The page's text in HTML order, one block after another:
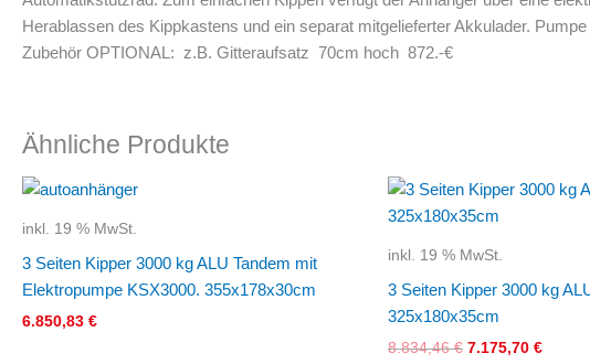
Herablassen des Kippkastens und ein separat mitgelieferter Akkulader.
Zubehör OPTIONAL: z.B. Gitteraufsatz 70cm hoch
Ähnliche Produkte
inkl. 19 % MwSt.
3 Seiten Kipper 3000 kg ALU Tandem mit
Elektropumpe KSX3000. 355x178x30cm
6.850,83 €
inkl. 19 % MwSt.
3 Seiten Kipper 3000 kg
325x180x35cm
8.834,46€
Ursprünglicher
Preis
war:
7.175,70 €
Preis